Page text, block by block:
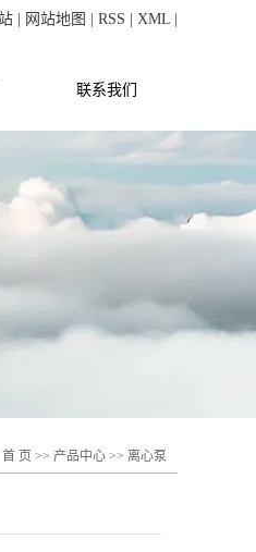
网站地图 RSS XML
联系我们
首 页 >> 产品中心 >> 离心泵